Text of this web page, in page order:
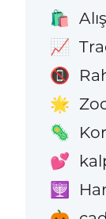
🛍️
📈
📵
🌟
🦠
💕
🕎